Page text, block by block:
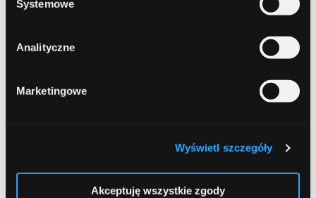
Systemowe
Analityczne
Marketingowe
Wyświetl szczegóły
Akceptuję wszystkie zgody
Paul Freeman-
Build Your Money Machine, Take Control
Build Your Money Machine, Take Control
Sofia Morrison
Build Your Money Machine, Take Control